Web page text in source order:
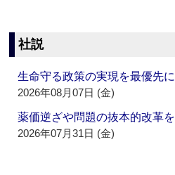
社説
生命守る政策の実現を最優先に
2026年08月07日 (金)
薬価逆ざや問題の抜本的改革を
2026年07月31日 (金)